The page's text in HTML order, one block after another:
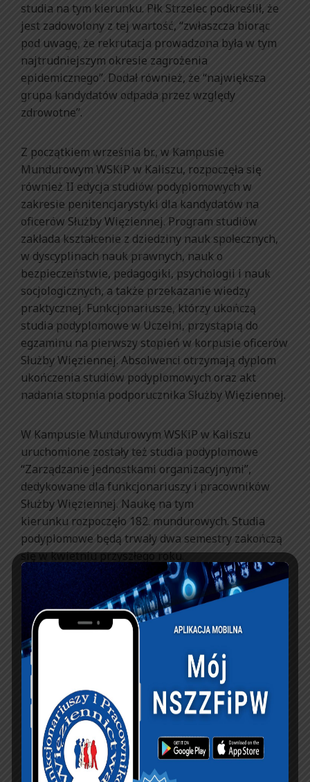
studia na tym kierunku. Płk Strzelec podkreślił, że
jest zadowolony z tej wartość, “zwłaszcza biorąc
pod uwagę, że rekrutacja prowadzona była w tym
najtrudniejszym okresie zagrożenia
epidemicznego”. Dodał również, że “największa
grupa kandydatów odpada przez względy
zdrowotne”.
Z początkiem września br., w Kampusie
Mundurowym WSKiP w Kaliszu, rozpoczęła się
również II edycja studiów podyplomowych w
zakresie penitencjarystyki dla kandydatów na
oficerów Służby Więziennej. Program studiów
zakłada kształcenie z dziedziny nauk społecznych,
w dyscyplinach nauk prawnych, nauk o
bezpieczeństwie, pedagogiki, psychologii i nauk
socjologicznych, a także przekazanie wiedzy
praktycznej. Funkcjonariusze, którzy ukończą
studia podyplomowe w Uczelni, przystąpią do
egzaminu na pierwszy stopień w korpusie oficerów
Służby Więziennej. Absolwenci otrzymają dyplom
ukończenia studiów podyplomowych oraz akt
nadania stopnia podporucznika Służby Więziennej.
W Kampusie Mundurowym WSKiP w Kaliszu
uruchomione zostały też studia podyplomowe
“Zarządzanie jednostkami organizacyjnymi”,
dedykowane dla funkcjonariuszy i pracowników
Służby Więziennej. Naukę na tym
kierunku rozpoczęło 182. mundurowych. Studia
podyplomowe będą trwały dwa semestry zakończą
się w kwietniu przyszłego roku.
Jak informuje WSKiP, wraz z początkiem roku
akademickiego, od 5 października realizowane
będą studia stacjonarne pierwszego stopnia w
służbie kandydackiej dla I i II roku oraz studia
niestacjonarne pierwszego stopnia na kierunku
Penitencjarystyka. Uruchomione także będą studia
podyplomowe “Mediacje i sprawiedliwość
naprawcza” dedykowane dla funkcjonariuszy i
pracowników Służby Więziennej oraz zawodowych
kuratorów sądowych.